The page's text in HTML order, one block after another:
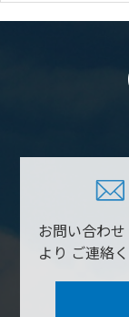
お問い合わせ
より ご連絡